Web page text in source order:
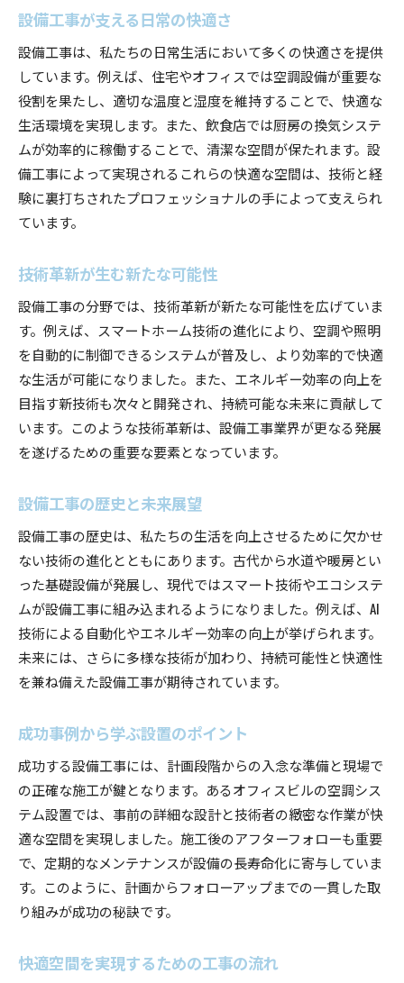
技術力向上のための取り組み
設備工事の成功事例から得られる教訓
誠実な仕事が築く長期的な信頼
設備工事で快適な空間を実現する取り組み
快適空間づくりに必要な設備工事の要素
顧客のニーズに応えるデザインと設計
環境に配慮した設備の導入
持続可能な設備工事の取り組み
プロが語る現場での設備工事の課題と解決策
現場で直面する主な課題とは
課題解決に向けたプロのアプローチ
安全対策の徹底とその重要性
プロジェクトの円滑な進行を支える工夫
技術者間のコミュニケーションの重要性
快適な環境を支える設備工事の事例紹介
飲食店における換気設備の成功事例
ホテルの空調設備改善の成功例
病院での衛生的空間づくりの実践
商業施設における快適な空間の実現
住宅における設備工事の重要性
地域社会に貢献する設備工事の事例
初期設計から施工までのステップ
顧客との対話を通じたニーズの把握
施工現場でのスムーズな作業進行
効率的なプロジェクト管理の実践
完成後のアフターケアとメンテナンス
設備工事を成功に導くプロセスの秘訣
現場での工夫が生む設備工事の成功事例
現場特有の課題に対する創造的解決
技術者の工夫がもたらす施工効率化
設備工事が支える日常の快適さ
設備工事は、私たちの日常生活において多くの快適さを提供
しています。例えば、住宅やオフィスでは空調設備が重要な
役割を果たし、適切な温度と湿度を維持することで、快適な
生活環境を実現します。また、飲食店では厨房の換気システ
ムが効率的に稼働することで、清潔な空間が保たれます。設
備工事によって実現されるこれらの快適な空間は、技術と経
験に裏打ちされたプロフェッショナルの手によって支えられ
ています。
技術革新が生む新たな可能性
設備工事の分野では、技術革新が新たな可能性を広げていま
す。例えば、スマートホーム技術の進化により、空調や照明
を自動的に制御できるシステムが普及し、より効率的で快適
な生活が可能になりました。また、エネルギー効率の向上を
目指す新技術も次々と開発され、持続可能な未来に貢献して
います。このような技術革新は、設備工事業界が更なる発展
を遂げるための重要な要素となっています。
設備工事の歴史と未来展望
設備工事の歴史は、私たちの生活を向上させるために欠かせ
ない技術の進化とともにあります。古代から水道や暖房とい
った基礎設備が発展し、現代ではスマート技術やエコシステ
ムが設備工事に組み込まれるようになりました。例えば、AI
技術による自動化やエネルギー効率の向上が挙げられます。
未来には、さらに多様な技術が加わり、持続可能性と快適性
を兼ね備えた設備工事が期待されています。
成功事例から学ぶ設置のポイント
成功する設備工事には、計画段階からの入念な準備と現場で
の正確な施工が鍵となります。あるオフィスビルの空調シス
テム設置では、事前の詳細な設計と技術者の緻密な作業が快
適な空間を実現しました。施工後のアフターフォローも重要
で、定期的なメンテナンスが設備の長寿命化に寄与していま
す。このように、計画からフォローアップまでの一貫した取
り組みが成功の秘訣です。
快適空間を実現するための工事の流れ